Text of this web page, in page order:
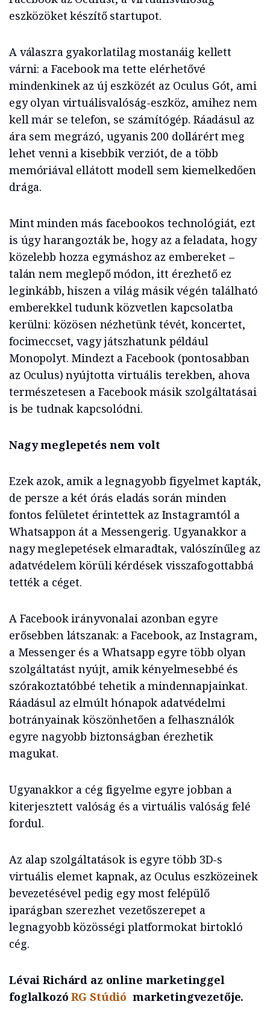
eszközöket készítő startupot.
A válaszra gyakorlatilag mostanáig kellett
várni: a Facebook ma tette elérhetővé
mindenkinek az új eszközét az Oculus Gót, ami
egy olyan virtuálisvalóság-eszköz, amihez nem
kell már se telefon, se számítógép. Ráadásul az
ára sem megrázó, ugyanis 200 dollárért meg
lehet venni a kisebbik verziót, de a több
memóriával ellátott modell sem kiemelkedően
drága.
Mint minden más facebookos technológiát, ezt
is úgy harangozták be, hogy az a feladata, hogy
közelebb hozza egymáshoz az embereket –
talán nem meglepő módon, itt érezhető ez
leginkább, hiszen a világ másik végén található
emberekkel tudunk közvetlen kapcsolatba
kerülni: közösen nézhetünk tévét, koncertet,
focimeccset, vagy játszhatunk például
Monopolyt. Mindezt a Facebook (pontosabban
az Oculus) nyújtotta virtuális terekben, ahova
természetesen a Facebook másik szolgáltatásai
is be tudnak kapcsolódni.
Nagy meglepetés nem volt
Ezek azok, amik a legnagyobb figyelmet kapták,
de persze a két órás eladás során minden
fontos felületet érintettek az Instagramtól a
Whatsappon át a Messengerig. Ugyanakkor a
nagy meglepetések elmaradtak, valószínűleg az
adatvédelem körüli kérdések visszafogottabbá
tették a céget.
A Facebook irányvonalai azonban egyre
erősebben látszanak: a Facebook, az Instagram,
a Messenger és a Whatsapp egyre több olyan
szolgáltatást nyújt, amik kényelmesebbé és
szórakoztatóbbé tehetik a mindennapjainkat.
Ráadásul az elmúlt hónapok adatvédelmi
botrányainak köszönhetően a felhasználók
egyre nagyobb biztonságban érezhetik
magukat.
Ugyanakkor a cég figyelme egyre jobban a
kiterjesztett valóság és a virtuális valóság felé
fordul.
Az alap szolgáltatások is egyre több 3D-s
virtuális elemet kapnak, az Oculus eszközeinek
bevezetésével pedig egy most felépülő
iparágban szerezhet vezetőszerepet a
legnagyobb közösségi platformokat birtokló
cég.
Lévai Richárd az online marketinggel
foglalkozóRG Stúdió marketingvezetője.